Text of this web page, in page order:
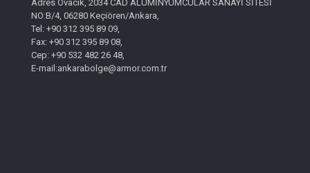
Adres Ovacık, 2034 CAD ALÜMİNYUMCULAR SANAYİ SİTESİ
NO:B/4, 06280 Keçiören/Ankara,
Tel: +90 312 395 89 09,
Fax: +90 312 395 89 08,
Cep: +90 532 482 26 48,
E-mail:ankarabolge@armor.com.tr